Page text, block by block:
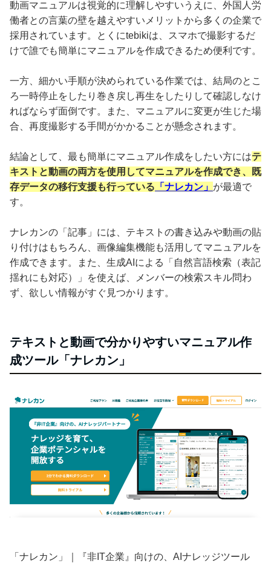
動画マニュアルは視覚的に理解しやすいうえに、外国人労
働者との言葉の壁を越えやすいメリットから多くの企業で
採用されています。とくにtebikiは、スマホで撮影するだ
けで誰でも簡単にマニュアルを作成できるため便利です。
一方、細かい手順が決められている作業では、結局のとこ
ろ一時停止をしたり巻き戻し再生をしたりして確認しなけ
ればならず面倒です。また、マニュアルに変更が生じた場
合、再度撮影する手間がかかることが懸念されます。
結論として、最も簡単にマニュアル作成をしたい方にはテ
キストと動画の両方を使用してマニュアルを作成でき、既
存データの移行支援も行っている 「ナレカン」 が最適で
す。
ナレカンの「記事」には、テキストの書き込みや動画の貼
り付けはもちろん、画像編集機能も活用してマニュアルを
作成できます。また、生成AIによる「自然言語検索（表記
揺れにも対応）」を使えば、メンバーの検索スキル問わ
ず、欲しい情報がすぐ見つかります。
テキストと動画で分かりやすいマニュアル作
成ツール「ナレカン」
「ナレカン」｜『非IT企業』向けの、AIナレッジツール